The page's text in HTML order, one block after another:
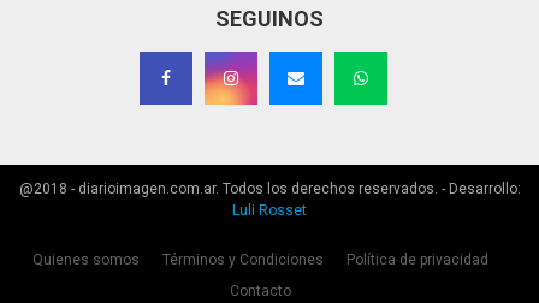
SEGUINOS
@2018 - diarioimagen.com.ar. Todos los derechos reservados. - Desarrollo:
Luli Rosset
Quienes somos Términos y Condiciones
Política de privacidad
Contacto